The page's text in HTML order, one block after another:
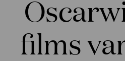
films